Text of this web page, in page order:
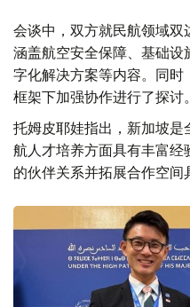
会谈中，双方就民航领域
涵盖航空安全保障、基础
字化解决方案等内容。同
框架下加强协作进行了探讨。
托姆皮耶娃指出，新加坡
航人才培养方面具有丰富
的伙伴关系并拓展合作空间